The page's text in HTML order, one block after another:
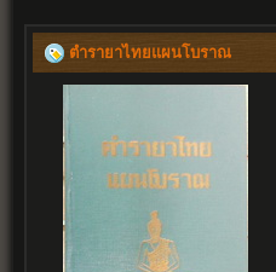
ตำรายาไทยแผนโบราณ